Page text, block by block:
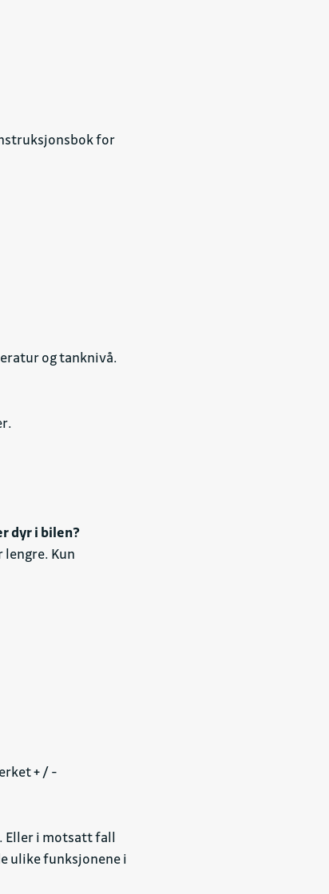
for
og tanknivå.
dyr i bilen?
lengre. Kun
+ / -
Eller i motsatt fall
ulike funksjonene i